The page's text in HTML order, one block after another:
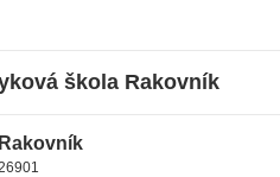
škola Rakovník
Rakovník